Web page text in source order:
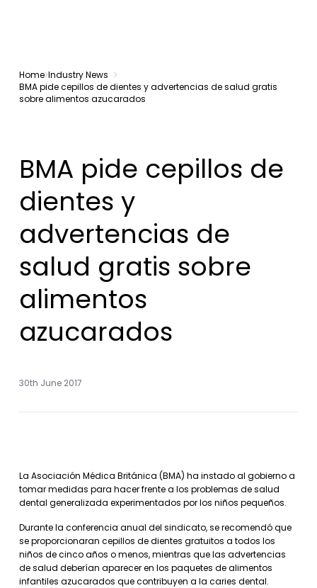
Home Industry News
BMA pide cepillos de dientes y advertencias de salud gratis
sobre alimentos azucarados
BMA pide cepillos de
dientes y
advertencias de
salud gratis sobre
alimentos
azucarados
30th June 2017
La Asociación Médica Británica (BMA) ha instado al gobierno a
tomar medidas para hacer frente a los problemas de salud
dental generalizada experimentados por los niños pequeños.
Durante la conferencia anual del sindicato, se recomendó que
se proporcionaran cepillos de dientes gratuitos a todos los
niños de cinco años o menos, mientras que las advertencias
de salud deberían aparecer en los paquetes de alimentos
infantiles azucarados que contribuyen a la caries dental.